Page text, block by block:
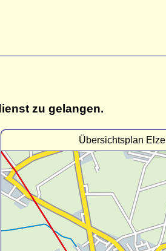
zu gelangen.
Übersichtsplan Elze